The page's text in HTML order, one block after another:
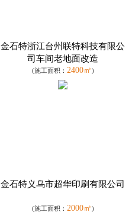
金石特浙江台州联特科技有限公
司车间老地面改造
(施工面积： 2400㎡)
金石特义乌市超华印刷有限公司
(施工面积： 2000㎡)